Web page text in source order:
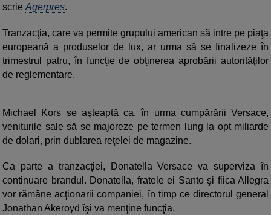
scrie Agerpres.
Tranzacţia, care va permite grupului american să intre pe piaţa
europeană a produselor de lux, ar urma să se finalizeze în
trimestrul patru, în funcţie de obţinerea aprobării autorităţilor
de reglementare.
Michael Kors se aşteaptă ca, în urma cumpărării Versace,
veniturile sale să se majoreze pe termen lung la opt miliarde
de dolari, prin dublarea reţelei de magazine.
Ca parte a tranzacţiei, Donatella Versace va superviza în
continuare brandul. Donatella, fratele ei Santo şi fiica Allegra
vor rămâne acţionarii companiei, în timp ce directorul general
Jonathan Akeroyd îşi va menţine funcţia.